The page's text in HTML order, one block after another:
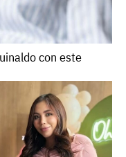
con este